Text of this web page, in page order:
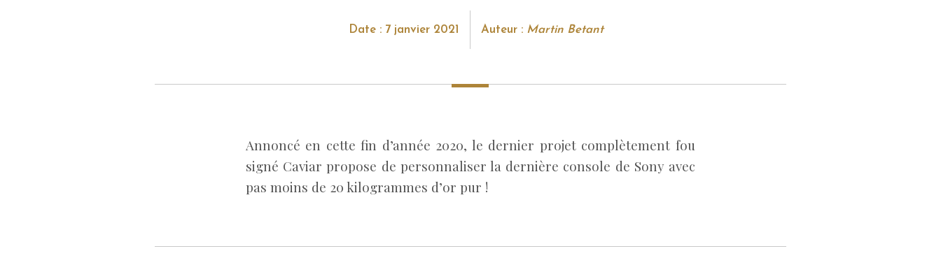
Date : 7 janvier 2021 Auteur : Martin Betant
Annoncé en cette fin d’année 2020, le dernier projet complètement fou
signé Caviar propose de personnaliser la dernière console de Sony avec
pas moins de 20 kilogrammes d’or pur !